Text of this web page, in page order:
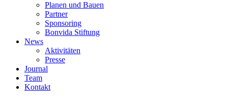
Planen und Bauen
Partner
Sponsoring
Bonvida Stiftung
News
Aktivitäten
Presse
Journal
Team
Kontakt